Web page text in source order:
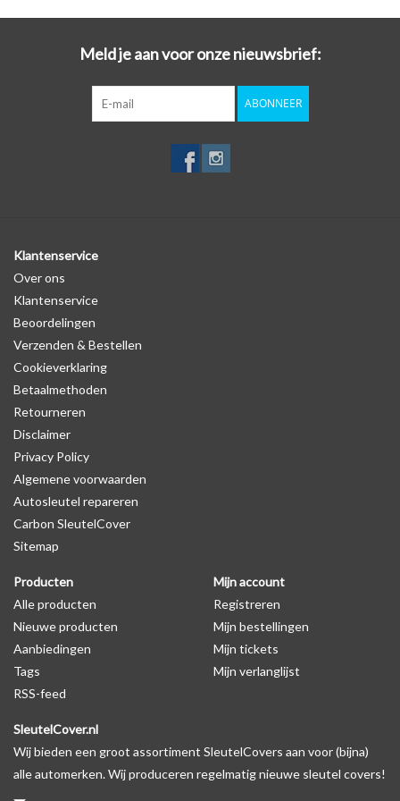
sleutel beschermd én opgefrist!
Kies voor stijl, gemak en bescherming in één met de autosleutel
hoesjes van SleutelCover!
Met de SleutelCover beschermt u uw autosleutel tegen dagelijkse
uitstraling van uw sleutel een boost geeft. Maak van uw
autosleutel een echte eyecatcher door te kiezen uit onze brede
een uitsparing gemaakt in het autosleutel hoesje, waardoor het
wel zichtbaar is. U kunt dit zelf nagaan door op de productfoto te
Voor 16:00 besteld = Dezelfde dag verzonden
Verzending naar België: 1/3 werkdagen
Merk: SleutelCover
Geschikt voor: Kia
Gewicht: 20g
Materiaal: Siliconen
Geschikt voor o.a. de volgende modellen:
* Controleeraltijd
voorbeeld in de productfoto's
Meld je aan voor onze nieuwsbrief:
ABONNEER
Klantenservice
Over ons
Klantenservice
Beoordelingen
Verzenden & Bestellen
Cookieverklaring
Betaalmethoden
Retourneren
Disclaimer
Privacy Policy
Algemene voorwaarden
Autosleutel repareren
Carbon SleutelCover
Sitemap
Producten
Alle producten
Nieuwe producten
Aanbiedingen
Tags
RSS-feed
Mijn account
Registreren
Mijn bestellingen
Mijn tickets
Mijn verlanglijst
SleutelCover.nl
Wij bieden een groot assortiment SleutelCovers aan voor (bijna)
alle automerken. Wij produceren regelmatig nieuwe sleutel covers!